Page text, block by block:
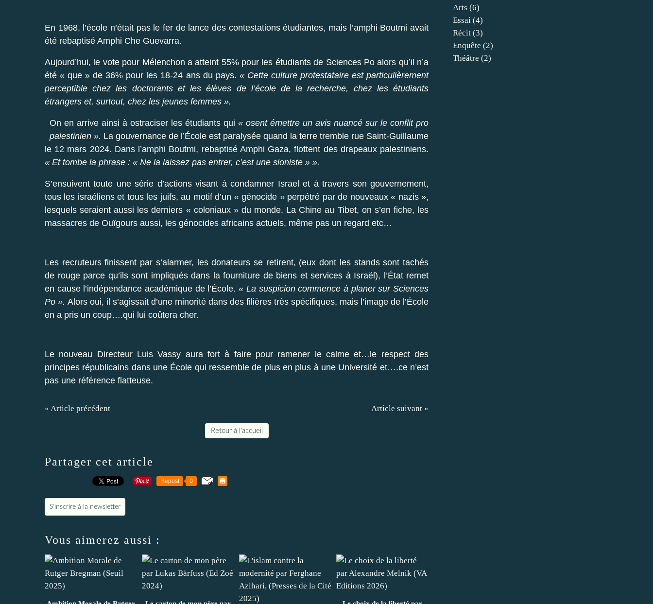
En 1968, l’école n’était pas le fer de lance des contestations étudiantes, mais l’amphi Boutmi avait
été rebaptisé Amphi Che Guevarra.
Aujourd’hui, le vote pour Mélenchon a atteint 55% pour les étudiants de Sciences Po alors qu’il n’a
été « que » de 36% pour les 18-24 ans du pays. « Cette culture protestataire est particulièrement
perceptible chez les doctorants et les élèves de l’école de la recherche, chez les étudiants
étrangers et, surtout, chez les jeunes femmes ».
On en arrive ainsi à ostraciser les étudiants qui « osent émettre un avis nuancé sur le conflit pro
palestinien ». La gouvernance de l’École est paralysée quand la terre tremble rue Saint-Guillaume
le 12 mars 2024. Dans l’amphi Boutmi, rebaptisé Amphi Gaza, flottent des drapeaux palestiniens.
« Et tombe la phrase : « Ne la laissez pas entrer, c’est une sioniste » ».
S’ensuivent toute une série d’actions visant à condamner Israel et à travers son gouvernement,
tous les israéliens et tous les juifs, au motif d’un « génocide » perpétré par de nouveaux « nazis »,
lesquels seraient aussi les derniers « coloniaux » du monde. La Chine au Tibet, on s’en fiche, les
massacres de Ouïgours aussi, les génocides africains actuels, même pas un regard etc…
Les recruteurs finissent par s’alarmer, les donateurs se retirent, (eux dont les stands sont tachés
de rouge parce qu’ils sont impliqués dans la fourniture de biens et services à Israël), l’État remet
en cause l’indépendance académique de l’École.« La suspicion commence à planer sur Sciences
Po ». Alors oui, il s’agissait d’une minorité dans des filières très spécifiques, mais l’image de l’École
en a pris un coup….qui lui coûtera cher.
Le nouveau Directeur Luis Vassy aura fort à faire pour ramener le calme et…le respect des
principes républicains dans une École qui ressemble de plus en plus à une Université et….ce n’est
pas une référence flatteuse.
« Article précédent Article suivant »
Retour à l'accueil
Partager cet article
Repost 0
S'inscrire à la newsletter
Vous aimerez aussi :
Arts (6)
Essai (4)
Récit (3)
Enquête (2)
Théâtre (2)